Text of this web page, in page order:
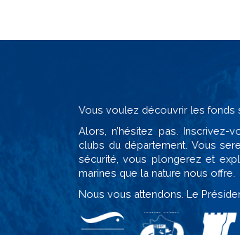
Vous voulez découvrir les fonds
Alors, n’hésitez pas. Inscrivez-
clubs du département. Vous
sécurité, vous plongerez et
marines que la nature nous offre.
Nous vous attendons. Le